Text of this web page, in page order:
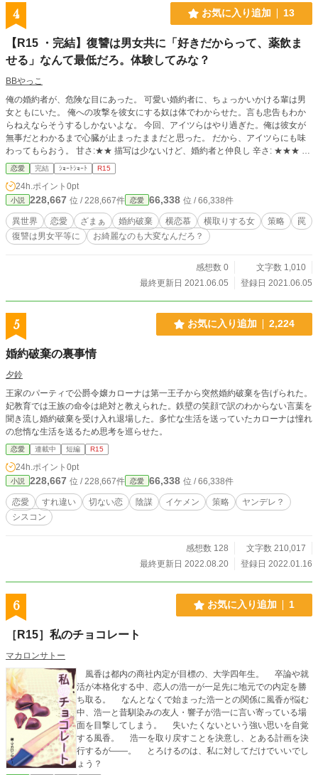
4 お気に入り追加 13
【R15 ・完結】復讐は男女共に「好きだからって、薬飲ま
せる」なんて最低だろ。体験してみな？
BBやっこ
俺の婚約者が、危険な目にあった。 可愛い婚約者に、ちょっかいかける輩は男
女ともにいた。 俺への攻撃を彼女にする奴は体でわからせた。言も忠告もわか
らねえならそうするしかないよな。 今回、アイツらはやり過ぎた。俺は彼女が
無事だとわかるまで心臓が止まったままだと思った。 だから、アイツらにも味
わってもらおう。 甘さ:★★ 描写は少ないけど、婚約者と仲良し 辛さ: ★★★ 直
接表現はないけど、悲惨な末路
恋愛 完結 ｼｮｰﾄｼｮｰﾄ R15
24h.ポイント 0pt
小説 228,667 位 / 228,667件 恋愛 66,338 位 / 66,338件
異世界 恋愛 ざまぁ 婚約破棄 横恋慕 横取りする女 策略
罠
復讐は男女平等に
お綺麗なのも大変なんだろ？
感想数 0
文字数 1,010
最終更新日 2021.06.05
登録日 2021.06.05
5 お気に入り追加 2,224
婚約破棄の裏事情
夕鈴
王家のパーティで公爵令嬢カローナは第一王子から突然婚約破棄を告げられた。
妃教育では王族の命令は絶対と教えられた。鉄壁の笑顔で訳のわからない言葉を
聞き流し婚約破棄を受け入れ退場した。多忙な生活を送っていたカローナは憧れ
の怠惰な生活を送るため思考を巡らせた。
恋愛 連載中 短編 R15
24h.ポイント 0pt
小説 228,667 位 / 228,667件 恋愛 66,338 位 / 66,338件
恋愛 すれ違い 切ない恋 陰謀 イケメン 策略
ヤンデレ？
シスコン
感想数 128
文字数 210,017
最終更新日 2022.08.20
登録日 2022.01.16
6 お気に入り追加 1
［R15］私のチョコレート
マカロンサトー
風香は都内の商社内定が目標の、大学四年生。 卒論や就
活が本格化する中、恋人の浩一が一足先に地元での内定を勝
ち取る。 なんとなくで始まった浩一との関係に風香が悩む
中、浩一と昔馴染みの友人・響子が浩一に言い寄っている場
面を目撃してしまう。 失いたくないという強い思いを自覚
する風香。 浩一を取り戻すことを決意し、とある計画を決
行するが――。 とろけるのは、私に対してだけでいいでし
ょう？